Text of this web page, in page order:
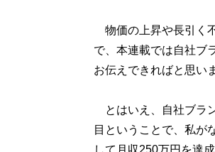
物価の上昇や長引く
で、本連載では自社ブ
お伝えできればと思い
とはいえ、自社ブラ
目ということで、私が
して月収250万円を達